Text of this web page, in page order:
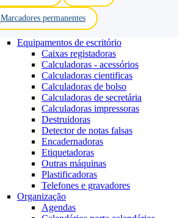
Marcadores permanentes
Equipamentos de escritório
Caixas registadoras
Calculadoras - acessórios
Calculadoras cientificas
Calculadoras de bolso
Calculadoras de secretária
Calculadoras impressoras
Destruidoras
Detector de notas falsas
Encadernadoras
Etiquetadoras
Outras máquinas
Plastificadoras
Telefones e gravadores
Organização
Agendas